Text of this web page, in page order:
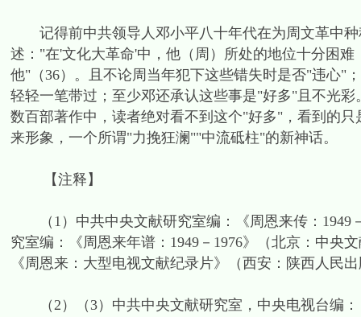
记得前中共领导人邓小平八十年代在为周文革中种
述："在'文化大革命'中，他（周）所处的地位十分困
他"（36）。且不论周当年犯下这些错失时是否"违心"
轻轻一笔带过；至少邓还承认这些事是"好多"且不光
数百部著作中，读者绝对看不到这个"好多"，看到的
来形象，一个所谓"力挽狂澜""中流砥柱"的新神话。
【注释】
（1）中共中央文献研究室编：《周恩来传：1949
究室编：《周恩来年谱：1949－1976》（北京：中央
《周恩来：大型电视文献纪录片》（西安：陕西人民
（2）（3）中共中央文献研究室，中央电视台编：